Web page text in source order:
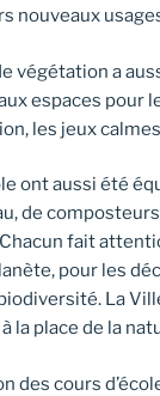
nouveaux
végétation a
espaces pour
les jeux
ont aussi été
de
fait
pour les
La
la place de la
des cours